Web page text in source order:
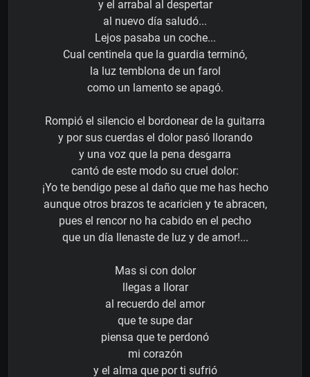
y el arrabal al despertar
al nuevo día saludó...
Lejos pasaba un coche...
Cual centinela que la guardia terminó,
la luz temblona de un farol
como un lamento se apagó.
Rompió el silencio el bordonear de la guitarra
y por sus cuerdas el dolor pasó llorando
y una voz que la pena desgarra
cantó de este modo su cruel dolor:
¡Yo te bendigo pese al daño que me has hecho
aunque otros brazos te acaricien y te abracen,
pues el rencor no ha cabido en el pecho
que un día llenaste de luz y de amor!...
Mas si con dolor
llegas a llorar
al recuerdo del amor
que te supe dar
piensa que te perdonó
mi corazón
y el alma que por ti sufrió